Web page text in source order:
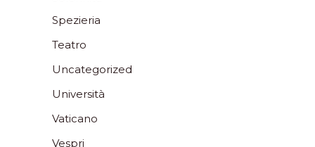
Spezieria
Teatro
Uncategorized
Università
Vaticano
Vespri